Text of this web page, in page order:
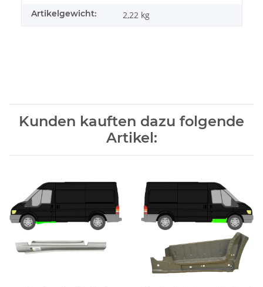
Artikelgewicht: 2,22 kg
Kunden kauften dazu folgende
Artikel: